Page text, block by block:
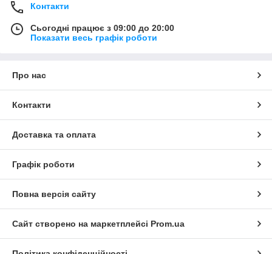
Контакти
Сьогодні працює з 09:00 до 20:00
Показати весь графік роботи
Про нас
Контакти
Доставка та оплата
Графік роботи
Повна версія сайту
Сайт створено на маркетплейсі Prom.ua